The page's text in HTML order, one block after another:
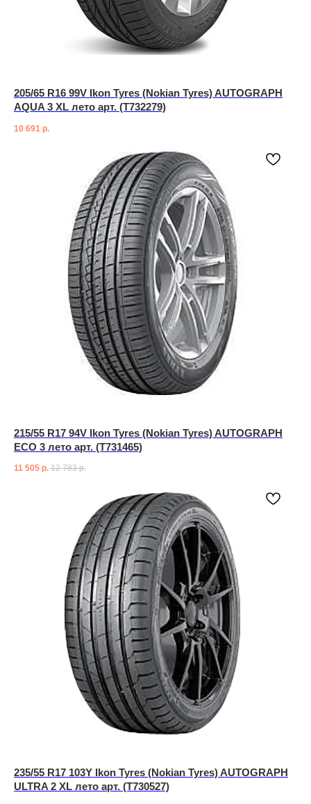
205/65 R16 99V Ikon Tyres (Nokian Tyres) AUTOGRAPH
AQUA 3 XL лето арт. (T732279)
10 691 р.
215/55 R17 94V Ikon Tyres (Nokian Tyres) AUTOGRAPH
ECO 3 лето арт. (T731465)
11 505 р. 12 783 р.
235/55 R17 103Y Ikon Tyres (Nokian Tyres) AUTOGRAPH
ULTRA 2 XL лето арт. (T730527)